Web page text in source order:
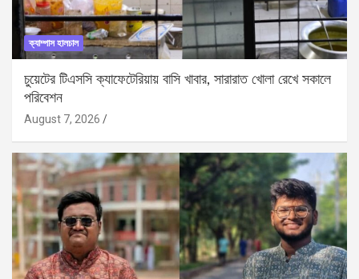
ক্যাম্পাস হালচাল
চুয়েটের টিএসসি ক্যাফেটেরিয়ায় বাসি খাবার, সারারাত খোলা রেখে সকালে
পরিবেশন
August 7, 2026